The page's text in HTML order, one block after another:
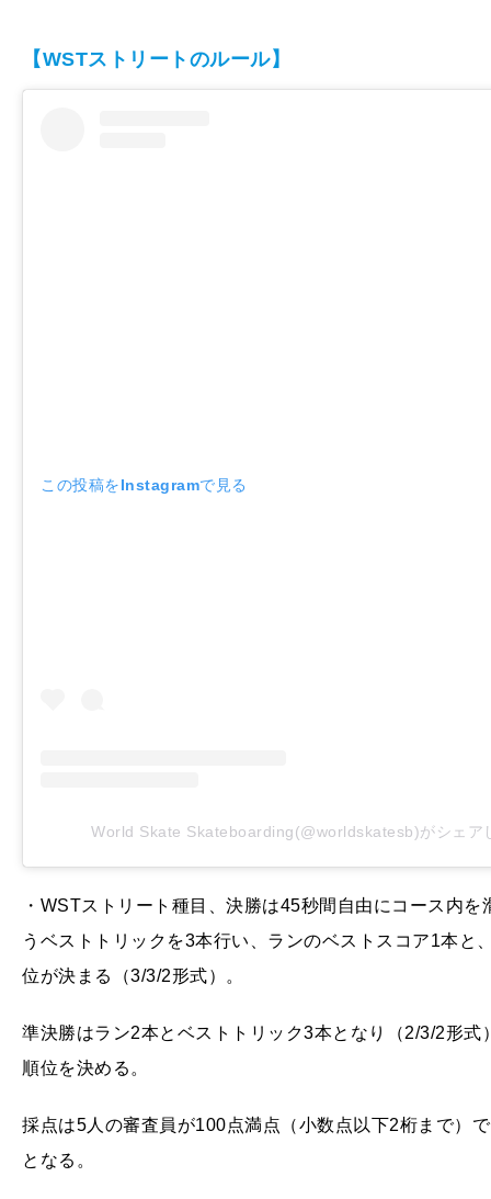
【WSTストリートのルール】
この投稿をInstagramで見る
World Skate Skateboarding(@worldskatesb)がシェア
・WSTストリート種目、決勝は45秒間自由にコース内
うベストトリックを3本行い、ランのベストスコア1本
位が決まる（3/3/2形式）。
準決勝はラン2本とベストトリック3本となり（2/3/2形
順位を決める。
採点は5人の審査員が100点満点（小数点以下2桁まで）
となる。